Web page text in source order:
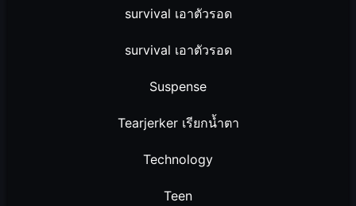
survival เอาตัวรอด
survival เอาตัวรอด
Suspense
Tearjerker เรียกน้ำตา
Technology
Teen